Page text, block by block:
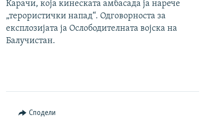
Карачи, која кинеската амбасада ја нарече
„терористички напад“. Одговорноста за
експлозијата ја Ослободителната војска на
Балучистан.
Сподели